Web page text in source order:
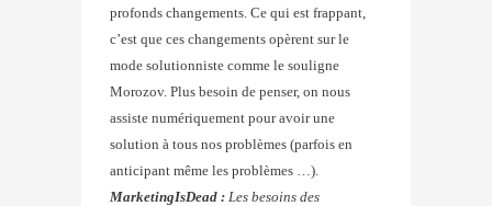
profonds changements. Ce qui est frappant,
c’est que ces changements opèrent sur le
mode solutionniste comme le souligne
Morozov. Plus besoin de penser, on nous
assiste numériquement pour avoir une
solution à tous nos problèmes (parfois en
anticipant même les problèmes …).
MarketingIsDead : Les besoins des